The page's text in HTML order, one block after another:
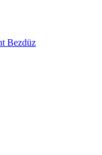
Bezdüz